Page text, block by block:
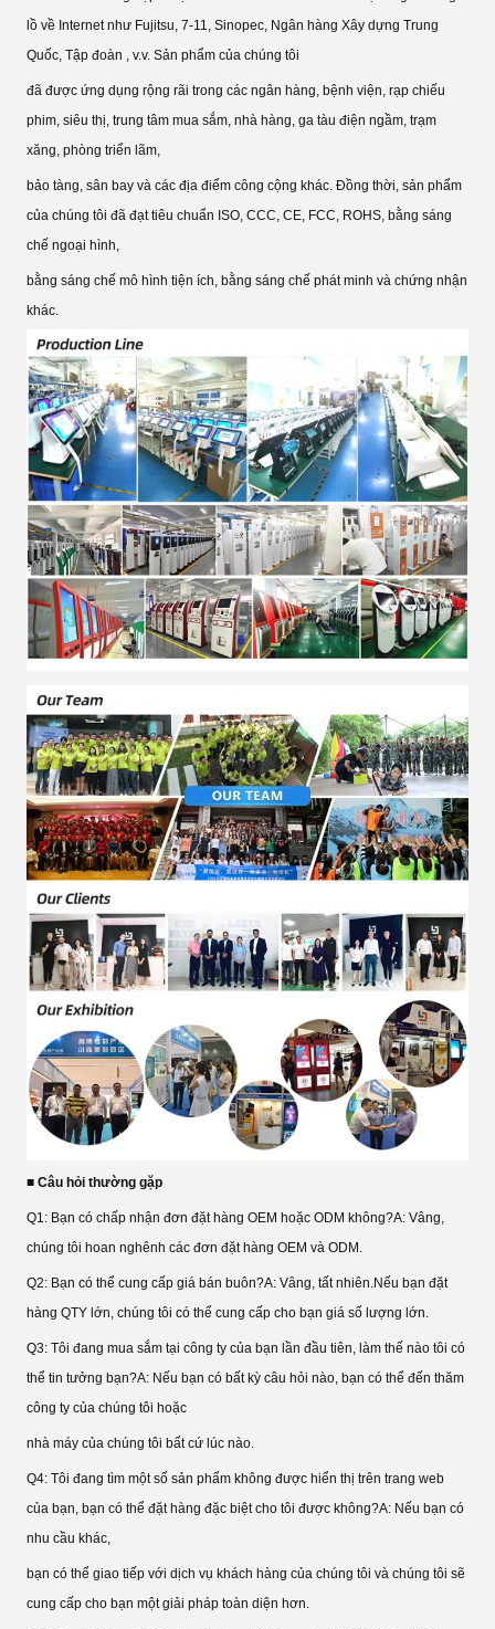
lồ về Internet như Fujitsu, 7-11, Sinopec, Ngân hàng Xây dựng Trung
Quốc, Tập đoàn , v.v. Sản phẩm của chúng tôi
đã được ứng dụng rộng rãi trong các ngân hàng, bệnh viện, rạp chiếu
phim, siêu thị, trung tâm mua sắm, nhà hàng, ga tàu điện ngầm, trạm
xăng, phòng triển lãm,
bảo tàng, sân bay và các địa điểm công cộng khác. Đồng thời, sản phẩm
của chúng tôi đã đạt tiêu chuẩn ISO, CCC, CE, FCC, ROHS, bằng sáng
chế ngoại hình,
bằng sáng chế mô hình tiện ích, bằng sáng chế phát minh và chứng nhận
khác.
■ Câu hỏi thường gặp
Q1: Bạn có chấp nhận đơn đặt hàng OEM hoặc ODM không?A: Vâng,
chúng tôi hoan nghênh các đơn đặt hàng OEM và ODM.
Q2: Bạn có thể cung cấp giá bán buôn?A: Vâng, tất nhiên.Nếu bạn đặt
hàng QTY lớn, chúng tôi có thể cung cấp cho bạn giá số lượng lớn.
Q3: Tôi đang mua sắm tại công ty của bạn lần đầu tiên, làm thế nào tôi có
thể tin tưởng bạn?A: Nếu bạn có bất kỳ câu hỏi nào, bạn có thể đến thăm
công ty của chúng tôi hoặc
nhà máy của chúng tôi bất cứ lúc nào.
Q4: Tôi đang tìm một số sản phẩm không được hiển thị trên trang web
của bạn, bạn có thể đặt hàng đặc biệt cho tôi được không?A: Nếu bạn có
nhu cầu khác,
bạn có thể giao tiếp với dịch vụ khách hàng của chúng tôi và chúng tôi sẽ
cung cấp cho bạn một giải pháp toàn diện hơn.